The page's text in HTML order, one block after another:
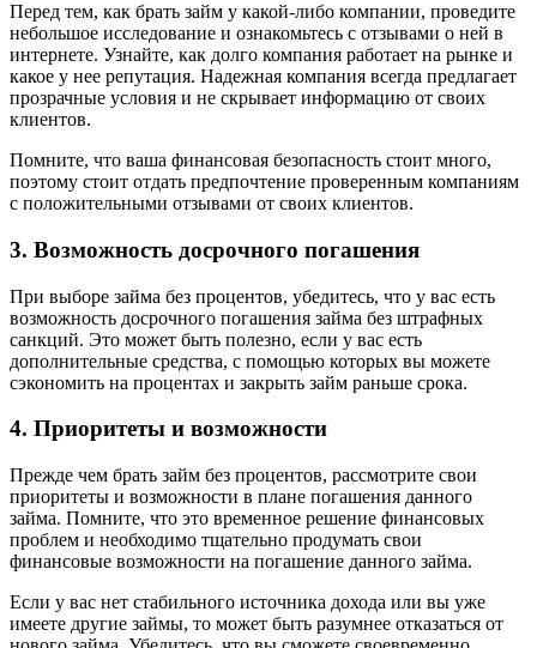
Перед тем, как брать займ у какой-либо компании, проведите
небольшое исследование и ознакомьтесь с отзывами о ней в
интернете. Узнайте, как долго компания работает на рынке и
какое у нее репутация. Надежная компания всегда предлагает
прозрачные условия и не скрывает информацию от своих
клиентов.
Помните, что ваша финансовая безопасность стоит много,
поэтому стоит отдать предпочтение проверенным компаниям
с положительными отзывами от своих клиентов.
3. Возможность досрочного погашения
При выборе займа без процентов, убедитесь, что у вас есть
возможность досрочного погашения займа без штрафных
санкций. Это может быть полезно, если у вас есть
дополнительные средства, с помощью которых вы можете
сэкономить на процентах и закрыть займ раньше срока.
4. Приоритеты и возможности
Прежде чем брать займ без процентов, рассмотрите свои
приоритеты и возможности в плане погашения данного
займа. Помните, что это временное решение финансовых
проблем и необходимо тщательно продумать свои
финансовые возможности на погашение данного займа.
Если у вас нет стабильного источника дохода или вы уже
имеете другие займы, то может быть разумнее отказаться от